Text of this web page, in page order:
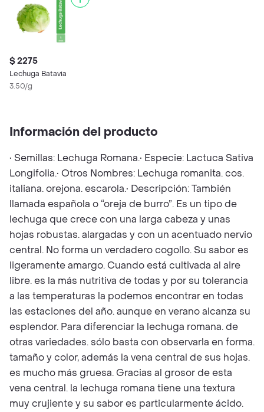
$ 2275
Lechuga Batavia
3.50/g
Información del producto
• Semillas: Lechuga Romana.• Especie: Lactuca Sativa
Longifolia.• Otros Nombres: Lechuga romanita. cos.
italiana. orejona. escarola.• Descripción: También
llamada española o “oreja de burro”. Es un tipo de
lechuga que crece con una larga cabeza y unas
hojas robustas. alargadas y con un acentuado nervio
central. No forma un verdadero cogollo. Su sabor es
ligeramente amargo. Cuando está cultivada al aire
libre. es la más nutritiva de todas y por su tolerancia
a las temperaturas la podemos encontrar en todas
las estaciones del año. aunque en verano alcanza su
esplendor. Para diferenciar la lechuga romana. de
otras variedades. sólo basta con observarla en forma.
tamaño y color, además la vena central de sus hojas.
es mucho más gruesa. Gracias al grosor de esta
vena central. la lechuga romana tiene una textura
muy crujiente y su sabor es particularmente ácido.